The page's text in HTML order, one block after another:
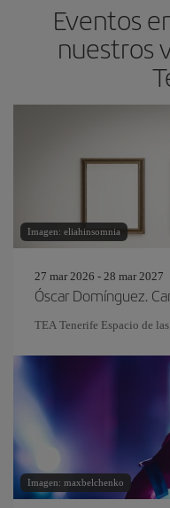
Eventos
nuestros
Imagen: eliahinsomnia
27 mar 2026 - 28 mar 2027
Óscar Domínguez.
TEA Tenerife Espacio de
Imagen: maxbelchenko